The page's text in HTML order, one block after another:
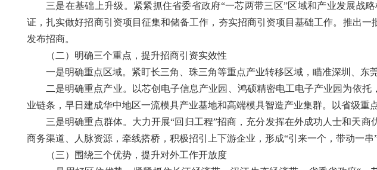
三是在基础上升级。紧紧抓住省委省政府“一芯两带三区”区域和产业发展战
证，扎实做好招商引资项目征集和储备工作，夯实招商引资项目基础工作。推出
发布招商。
（二）明确三个重点，提升招商引资实效性
一是明确重点区域。紧盯长三角、珠三角等重点产业转移区域，瞄准深圳、东
二是明确重点产业。以芯创电子信息产业园、鸿硕精密电工电子产业园为依
业链条，早日建成华中地区一流模具产业基地和高端模具智造产业集群。以省级重
三是明确重点群体。大力开展“回归工程”招商，充分发挥在外成功人士和天
商务渠道、人脉资源，牵线搭桥，积极招引上下游企业，形成“引来一个，带动一串”
（三）围绕三个优势，提升对外工作开放度